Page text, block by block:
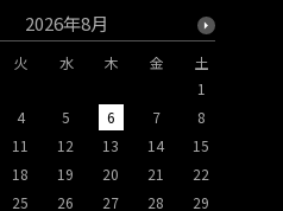
2026年8月
火 水 木 金
土
1
4 5 6 7
8
11 12 13 14
15
18 19 20 21
22
25 26 27 28
29